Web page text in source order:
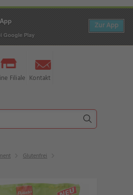
Filiale Kontakt
Glutenfrei
Google Play
Zur App